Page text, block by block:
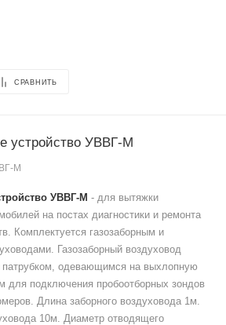
СРАВНИТЬ
устройство УВВГ-М
М
УВВГ-М - для вытяжки
на постах диагностики и ремонта
Комплектуется газозаборным и
Газозаборный воздуховод
одевающимся на выхлопную
для подключения пробоотборных зондов
Длина заборного воздуховода 1м.
10м. Диаметр отводящего